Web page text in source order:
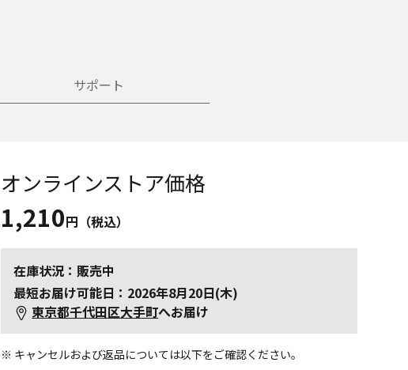
サポート
オンラインストア価格
1,210円（税込）
在庫状況：販売中
最短お届け可能日：2026年8月20日(木)
東京都千代田区大手町へお届け
※ キャンセルおよび返品については以下をご確認ください。